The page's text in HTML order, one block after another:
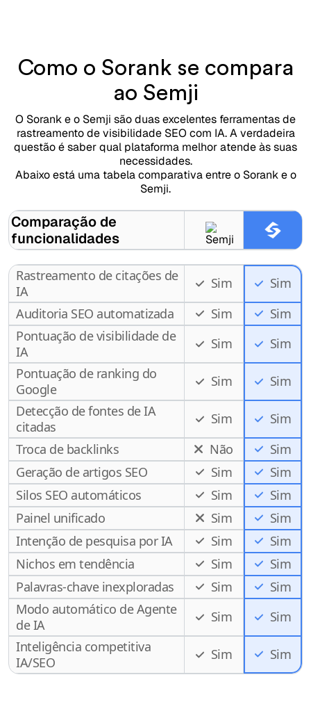
Como o Sorank se compara
ao Semji
O Sorank e o Semji são duas excelentes ferramentas de
rastreamento de visibilidade SEO com IA. A verdadeira
questão é saber qual plataforma melhor atende às suas
necessidades.
Abaixo está uma tabela comparativa entre o Sorank e o
Semji.
Comparação de
funcionalidades
Rastreamento de citações de
IA
Sim
Sim
Auditoria SEO automatizada
Sim
Sim
Pontuação de visibilidade de
IA
Sim
Sim
Pontuação de ranking do
Google
Sim
Sim
Detecção de fontes de IA
citadas
Sim
Sim
Troca de backlinks
Não
Sim
Geração de artigos SEO
Sim
Sim
Silos SEO automáticos
Sim
Sim
Painel unificado
Sim
Sim
Intenção de pesquisa por IA
Sim
Sim
Nichos em tendência
Sim
Sim
Palavras-chave inexploradas
Sim
Sim
Modo automático de Agente
de IA
Sim
Sim
Inteligência competitiva
IA/SEO
Sim Sim